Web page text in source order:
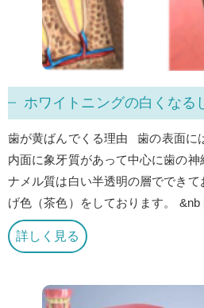
ホワイトニングの白くなる
歯が黄ばんでくる理由 歯の表面に
内面に象牙質があって中心に歯の
ナメル質は白い半透明の層ででき
げ色（茶色）をしております。
詳しく見る